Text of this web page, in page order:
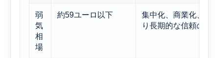
弱
気
相
場
約59ユーロ以下
集中化、商業化、あ
り長期的な信頼の喪